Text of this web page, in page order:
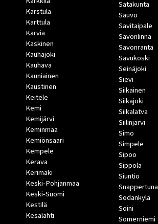
Karstula
Karttula
Karvia
Kaskinen
Kauhajoki
Kauhava
Kauniainen
Kaustinen
Keitele
Kemi
Kemijärvi
Keminmaa
Kemiönsaari
Kempele
Kerava
Kerimäki
Keski-Pohjanmaa
Keski-Suomi
Kestilä
Kesälahti
Satakunta
Sauvo
Savitaipale
Savonlinna
Savonranta
Savukoski
Seinäjoki
Sievi
Siikainen
Siikajoki
Siikalatva
Siilinjärvi
Simo
Simpele
Sipoo
Sippola
Siuntio
Snappertuna
Sodankylä
Soini
Somerniemi